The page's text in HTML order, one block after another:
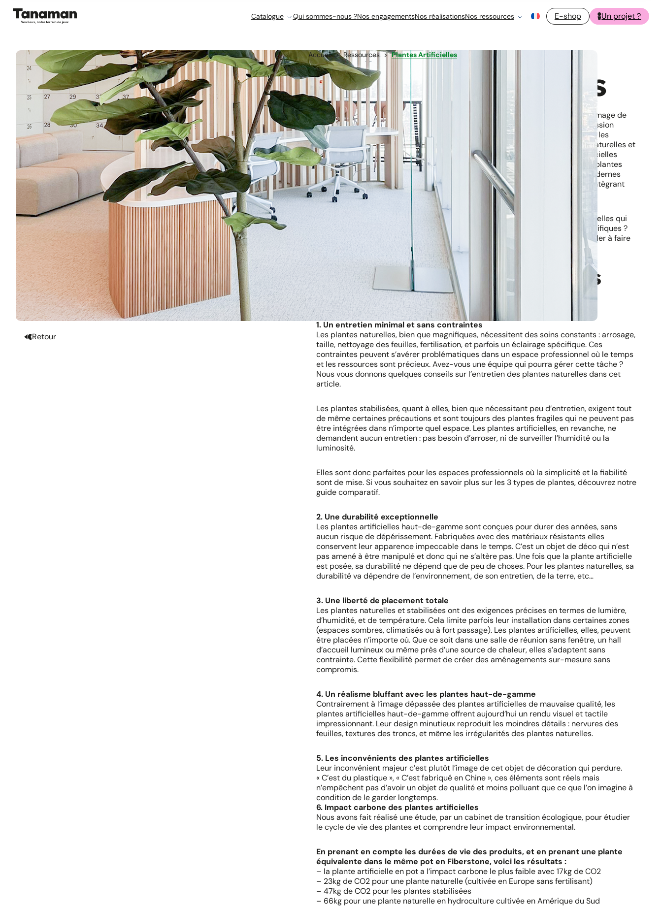
Catalogue Qui sommes-nous ?Nos engagementsNos réalisationsNos ressources E-shop Un projet ?
Retour
Accueil Ressources Plantes Artificielles
Plantes Artificielles
L’esthétique d’un espace professionnel joue un rôle essentiel : il reflète votre image de
marque, influence l’humeur de vos collaborateurs et crée une première impression
mémorable pour vos clients. Parmi les éléments de décoration les plus prisés, les
plantes occupent une place de choix. Entre l’entretien exigeant des plantes naturelles et
le risque de les voir dépérir dans des conditions inadaptées, les plantes artificielles
haut-de-gamme se révèlent être une alternative idéale. Loin des clichés des plantes
artificielles démodées, il est possible aujourd’hui de trouver des créations modernes
avec un rendu visuel bluffant de réalisme, une durabilité exceptionnelle, et s’intègrant
parfaitement à tous types d’environnements.
Pourtant, face à la diversité de l’offre, comment bien choisir les plantes artificielles qui
sublimeront votre espace professionnel tout en répondant à vos besoins spécifiques ?
Dans ce guide complet, nous répondrons à toutes vos questions pour vous aider à faire
un choix éclairé sur les plantes artificielles haut-de-gamme.
Pourquoi choisir des plantes
artificielles ?
1. Un entretien minimal et sans contraintes
Les plantes naturelles, bien que magnifiques, nécessitent des soins constants : arrosage,
taille, nettoyage des feuilles, fertilisation, et parfois un éclairage spécifique. Ces
contraintes peuvent s’avérer problématiques dans un espace professionnel où le temps
et les ressources sont précieux. Avez-vous une équipe qui pourra gérer cette tâche ?
Nous vous donnons quelques conseils sur l’entretien des plantes naturelles dans cet
article.
Les plantes stabilisées, quant à elles, bien que nécessitant peu d’entretien, exigent tout
de même certaines précautions et sont toujours des plantes fragiles qui ne peuvent pas
être intégrées dans n’importe quel espace. Les plantes artificielles, en revanche, ne
demandent aucun entretien : pas besoin d’arroser, ni de surveiller l’humidité ou la
luminosité.
Elles sont donc parfaites pour les espaces professionnels où la simplicité et la fiabilité
sont de mise. Si vous souhaitez en savoir plus sur les 3 types de plantes, découvrez notre
guide comparatif.
2. Une durabilité exceptionnelle
Les plantes artificielles haut-de-gamme sont conçues pour durer des années, sans
aucun risque de dépérissement. Fabriquées avec des matériaux résistants elles
conservent leur apparence impeccable dans le temps. C’est un objet de déco qui n’est
pas amené à être manipulé et donc qui ne s’altère pas. Une fois que la plante artificielle
est posée, sa durabilité ne dépend que de peu de choses. Pour les plantes naturelles, sa
durabilité va dépendre de l’environnement, de son entretien, de la terre, etc…
3. Une liberté de placement totale
Les plantes naturelles et stabilisées ont des exigences précises en termes de lumière,
d’humidité, et de température. Cela limite parfois leur installation dans certaines zones
(espaces sombres, climatisés ou à fort passage). Les plantes artificielles, elles, peuvent
être placées n’importe où. Que ce soit dans une salle de réunion sans fenêtre, un hall
d’accueil lumineux ou même près d’une source de chaleur, elles s’adaptent sans
contrainte. Cette flexibilité permet de créer des aménagements sur-mesure sans
compromis.
4. Un réalisme bluffant avec les plantes haut-de-gamme
Contrairement à l’image dépassée des plantes artificielles de mauvaise qualité, les
plantes artificielles haut-de-gamme offrent aujourd’hui un rendu visuel et tactile
impressionnant. Leur design minutieux reproduit les moindres détails : nervures des
feuilles, textures des troncs, et même les irrégularités des plantes naturelles.
5. Les inconvénients des plantes artificielles
Leur inconvénient majeur c’est plutôt l’image de cet objet de décoration qui perdure.
« C’est du plastique », « C’est fabriqué en Chine », ces éléments sont réels mais
n’empêchent pas d’avoir un objet de qualité et moins polluant que ce que l’on imagine à
condition de le garder longtemps.
6. Impact carbone des plantes artificielles
Nous avons fait réalisé une étude, par un cabinet de transition écologique, pour étudier
le cycle de vie des plantes et comprendre leur impact environnemental.
En prenant en compte les durées de vie des produits, et en prenant une plante
équivalente dans le même pot en Fiberstone, voici les résultats :
– la plante artificielle en pot a l’impact carbone le plus faible avec 17kg de CO2
– 23kg de CO2 pour une plante naturelle (cultivée en Europe sans fertilisant)
– 47kg de CO2 pour les plantes stabilisées
– 66kg pour une plante naturelle en hydroculture cultivée en Amérique du Sud